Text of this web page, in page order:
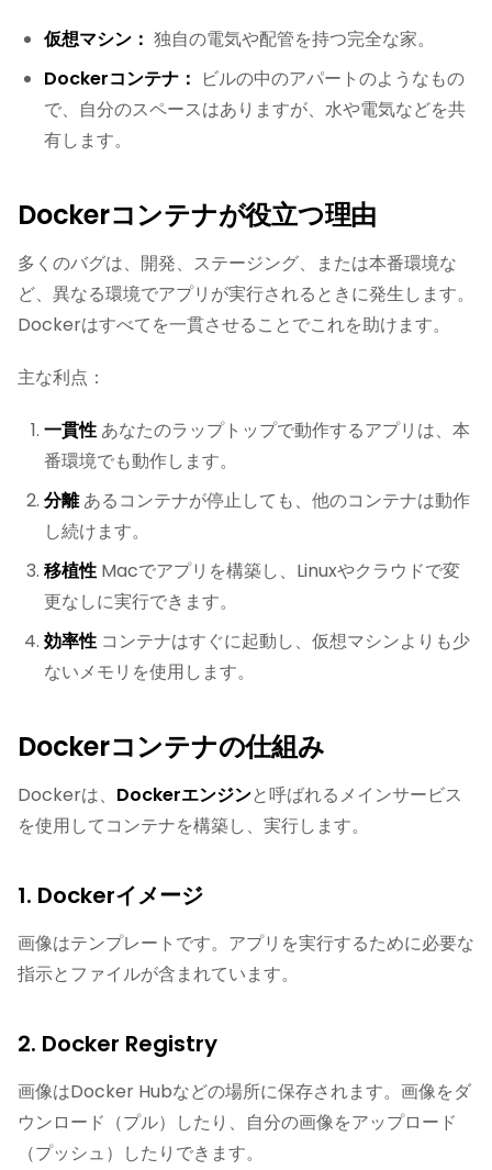
仮想マシン： 独自の電気や配管を持つ完全な家。
Dockerコンテナ： ビルの中のアパートのようなもの
で、自分のスペースはありますが、水や電気などを共
有します。
Dockerコンテナが役立つ理由
多くのバグは、開発、ステージング、または本番環境な
ど、異なる環境でアプリが実行されるときに発生します。
Dockerはすべてを一貫させることでこれを助けます。
主な利点：
一貫性あなたのラップトップで動作するアプリは、本
番環境でも動作します。
分離あるコンテナが停止しても、他のコンテナは動作
し続けます。
移植性Macでアプリを構築し、Linuxやクラウドで変
更なしに実行できます。
効率性コンテナはすぐに起動し、仮想マシンよりも少
ないメモリを使用します。
Dockerコンテナの仕組み
Dockerは、 Dockerエンジンと呼ばれるメインサービス
を使用してコンテナを構築し、実行します。
1. Dockerイメージ
画像はテンプレートです。アプリを実行するために必要な
指示とファイルが含まれています。
2. Docker Registry
画像はDocker Hubなどの場所に保存されます。画像をダ
ウンロード（プル）したり、自分の画像をアップロード
（プッシュ）したりできます。